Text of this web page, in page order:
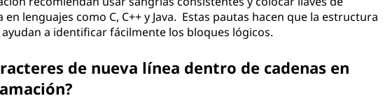
lenguajes como C, C++ y Java. Estas pautas hacen que la estructura
a identificar fácilmente los bloques lógicos.
de nueva línea dentro de cadenas en